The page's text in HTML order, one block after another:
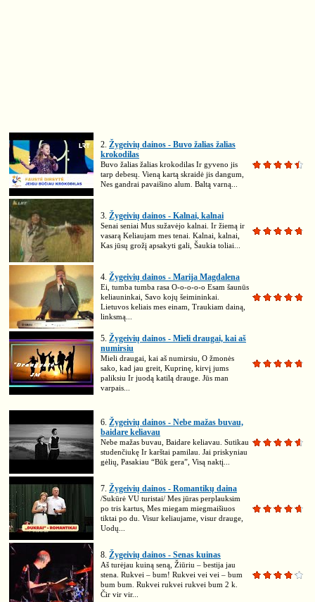
2. Žygeivių dainos - Buvo žalias žalias
krokodilas
Buvo žalias žalias krokodilas Ir gyveno jis
tarp debesų. Vieną kartą skraidė jis dangum,
Nes gandrai pavaišino alum. Baltą varną...
3. Žygeivių dainos - Kalnai, kalnai
Senai seniai Mus sužavėjo kalnai. Ir žiemą ir
vasarą Keliaujam mes tenai. Kalnai, kalnai,
Kas jūsų grožį apsakyti gali, Šaukia toliai...
4. Žygeivių dainos - Marija Magdalena
Ei, tumba tumba rasa O-o-o-o-o Esam šaunūs
keliauninkai, Savo kojų šeimininkai.
Lietuvos keliais mes einam, Traukiam dainą,
linksmą...
5. Žygeivių dainos - Mieli draugai, kai aš
numirsiu
Mieli draugai, kai aš numirsiu, O žmonės
sako, kad jau greit, Kuprinę, kirvį jums
paliksiu Ir juodą katilą drauge. Jūs man
varpais...
6. Žygeivių dainos - Nebe mažas buvau,
baidare keliavau
Nebe mažas buvau, Baidare keliavau. Sutikau
studenčiukę Ir karštai pamilau. Jai priskyniau
gėlių, Pasakiau “Būk gera”, Visą naktį...
7. Žygeivių dainos - Romantikų daina
/Sukūrė VU turistai/ Mes jūras perplauksim
po tris kartus, Mes miegam miegmaišiuos
tiktai po du. Visur keliaujame, visur drauge,
Uodų...
8. Žygeivių dainos - Senas kuinas
Aš turėjau kuiną seną, Žiūriu – bestija jau
stena. Rukvei – bum! Rukvei vei vei – bum
bum bum. Rukvei rukvei rukvei bum 2 k.
Čir vir vir...